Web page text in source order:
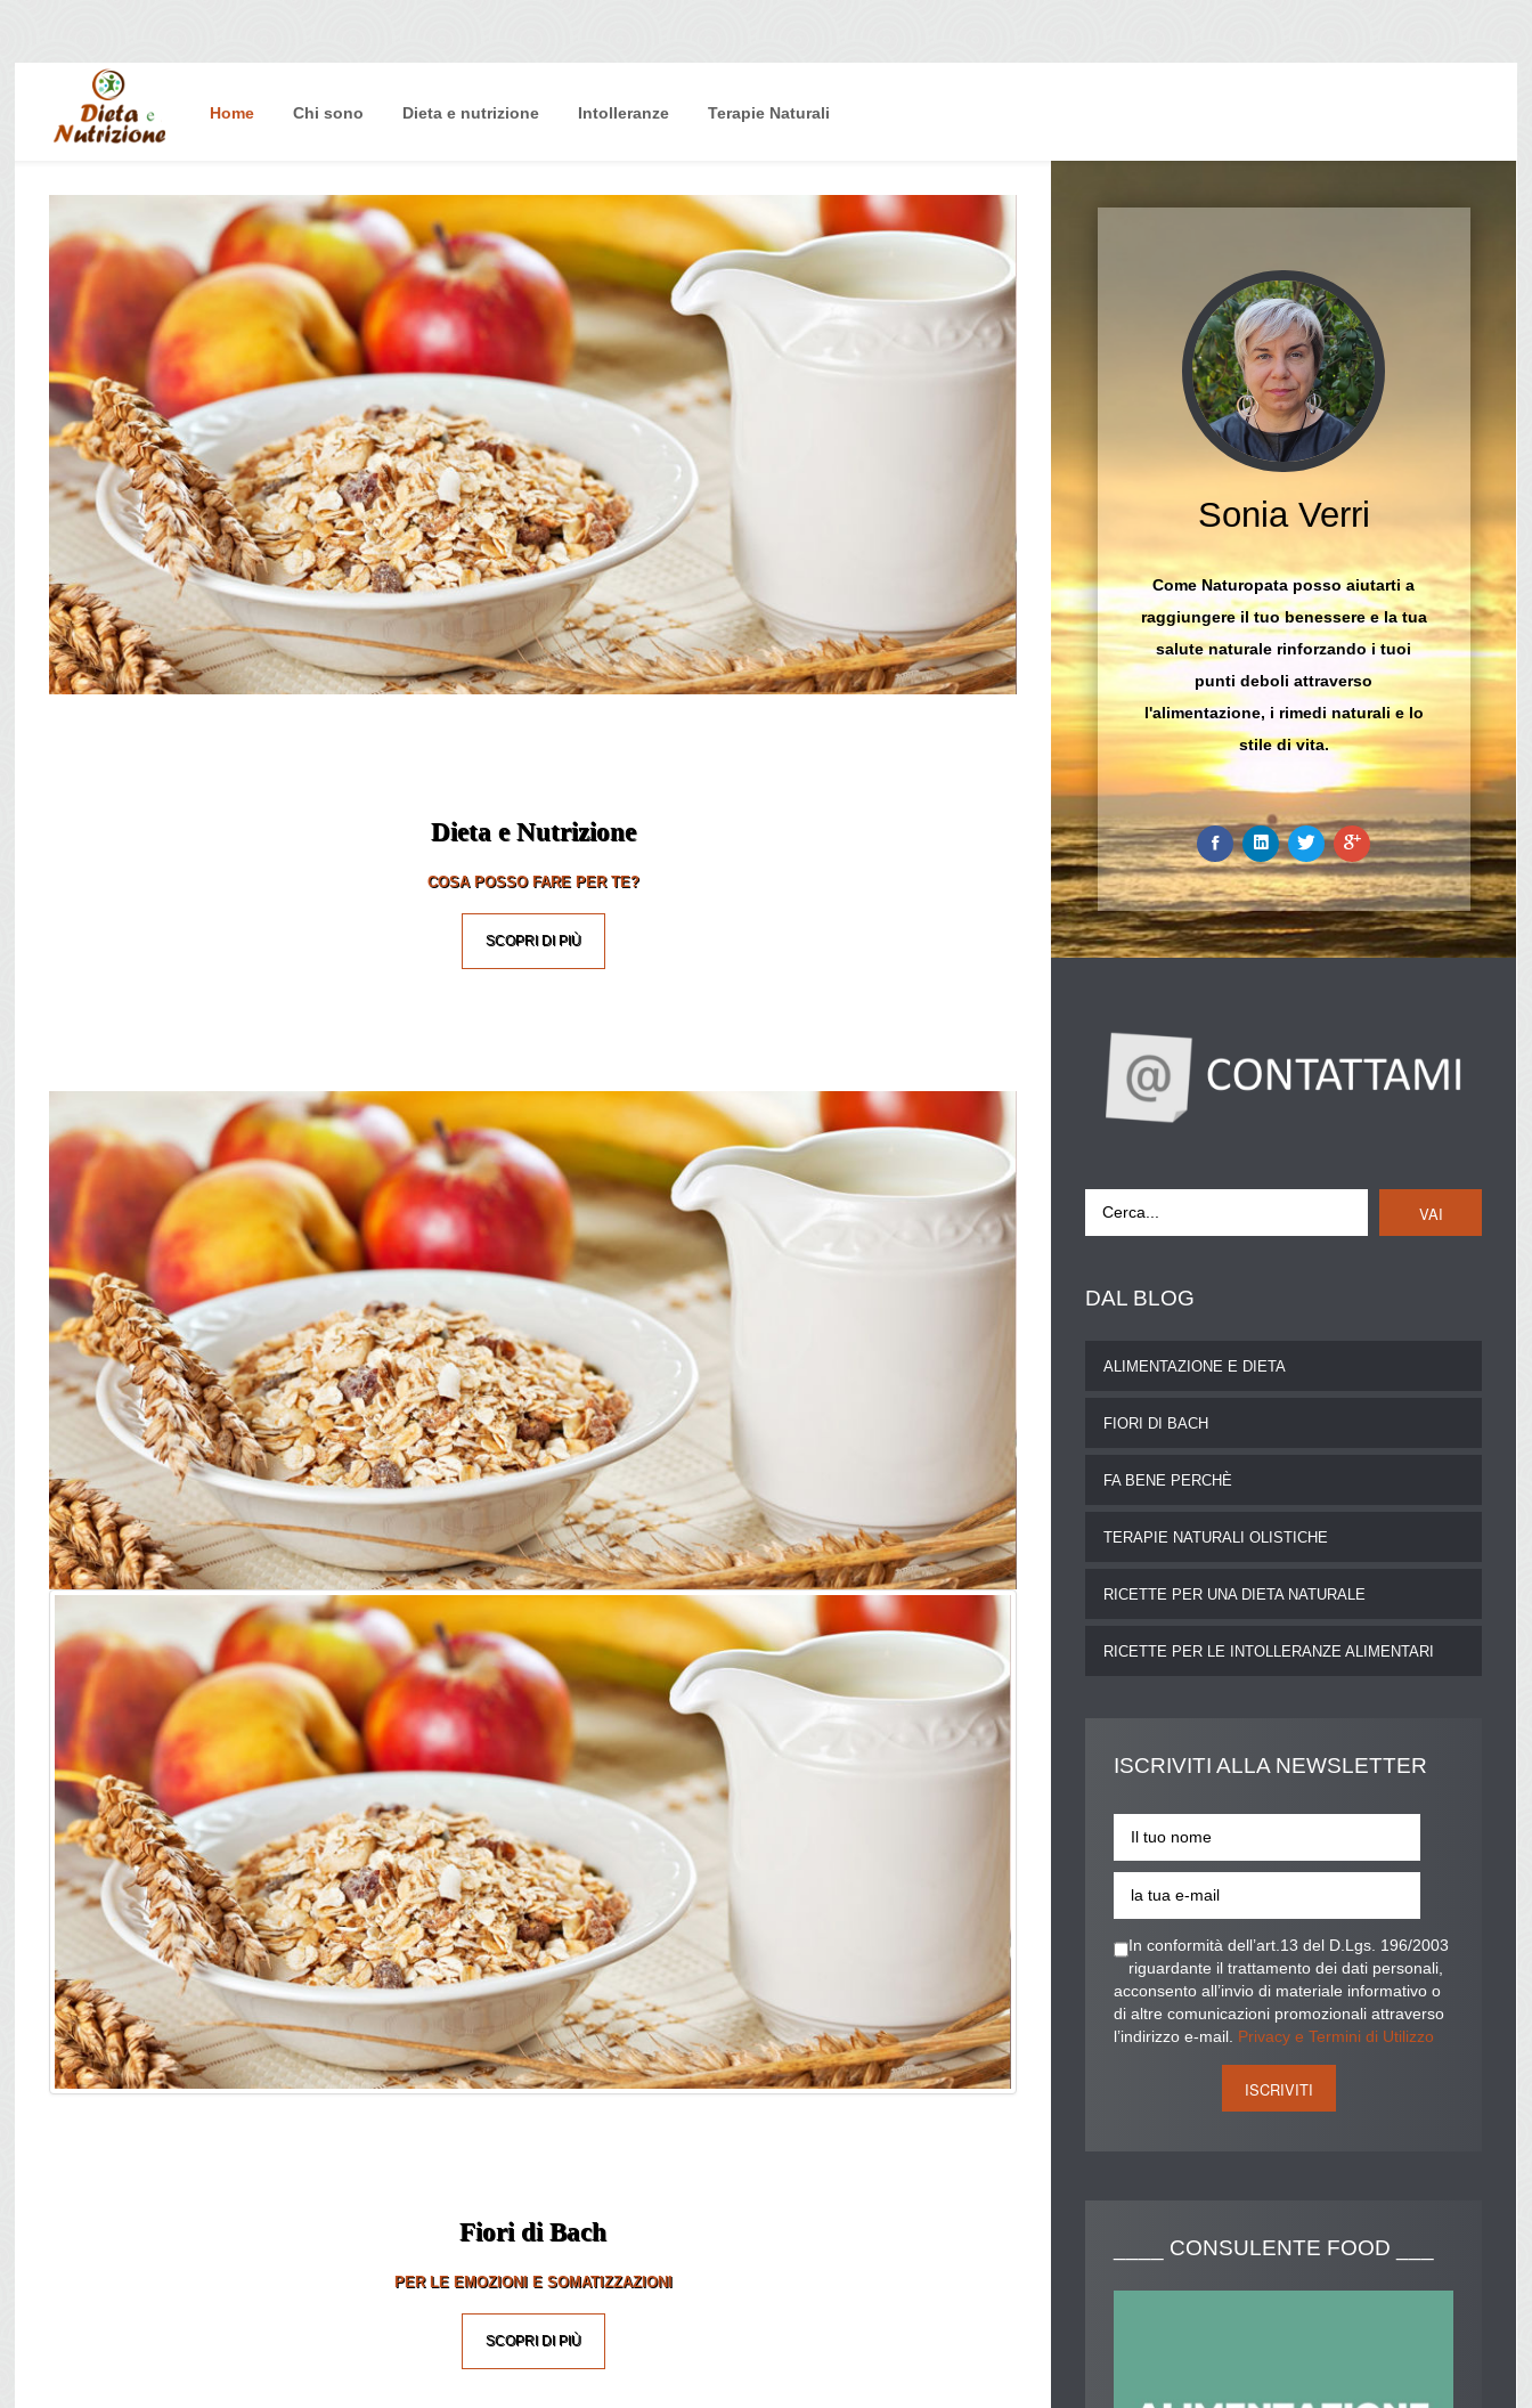
Intolleranze
Terapie Naturali
Home Chi sono Dieta e nutrizione Intolleranze Terapie Naturali
Dieta e Nutrizione
COSA POSSO FARE PER TE?
SCOPRI DI PIÙ
Fiori di Bach
PER LE EMOZIONI E SOMATIZZAZIONI
SCOPRI DI PIÙ
Sonia Verri
Come Naturopata posso aiutarti a
raggiungere il tuo benessere e la tua
salute naturale rinforzando i tuoi
punti deboli attraverso
l'alimentazione, i rimedi naturali e lo
stile di vita.
VAI
DAL BLOG
ALIMENTAZIONE E DIETA
FIORI DI BACH
FA BENE PERCHÈ
TERAPIE NATURALI OLISTICHE
RICETTE PER UNA DIETA NATURALE
RICETTE PER LE INTOLLERANZE ALIMENTARI
ISCRIVITIALLA NEWSLETTER
In conformità dell’art.13 del D.Lgs. 196/2003
riguardante il trattamento dei dati personali,
acconsento all’invio di materiale informativo o
di altre comunicazioni promozionali attraverso
l’indirizzo e-mail. Privacy e Termini di Utilizzo
CONSULENTE FOOD ___